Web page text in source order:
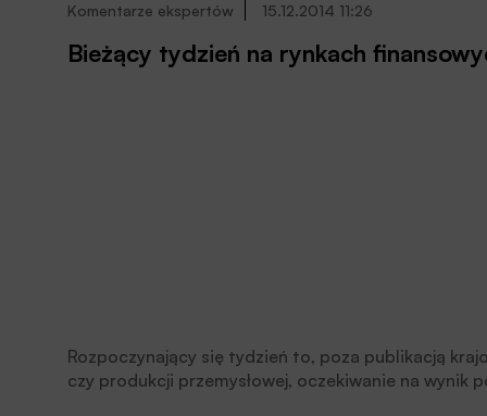
Komentarze ekspertów 15.12.2014 11:26
Bieżący tydzień na rynkach
Rozpoczynający się tydzień to, poza publikacją
czy produkcji przemysłowej, oczekiwanie na wynik